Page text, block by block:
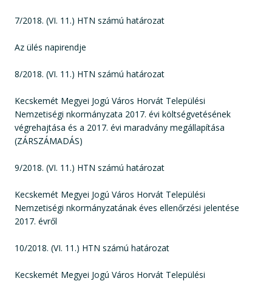
7/2018. (VI. 11.) HTN számú határozat
Az ülés napirendje
8/2018. (VI. 11.) HTN számú határozat
Kecskemét Megyei Jogú Város Horvát Települési
Nemzetiségi nkormányzata 2017. évi költségvetésének
végrehajtása és a 2017. évi maradvány megállapítása
(ZÁRSZÁMADÁS)
9/2018. (VI. 11.) HTN számú határozat
Kecskemét Megyei Jogú Város Horvát Települési
Nemzetiségi nkormányzatának éves ellenőrzési jelentése
2017. évről
10/2018. (VI. 11.) HTN számú határozat
Kecskemét Megyei Jogú Város Horvát Települési